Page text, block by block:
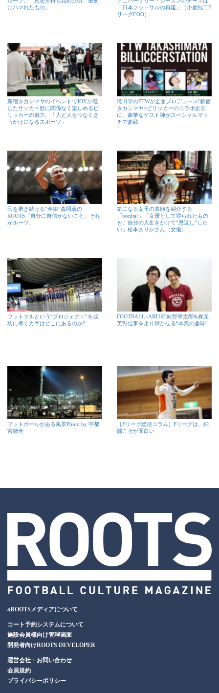
にハマれたもの」
「日本フットサルの再建」（小倉純二F
リーグCOO）
新宿タカシマヤのイベントでJOYが感
じたサッカー歴に関係なく楽しめるビ
リッカーの魅力。「人と人をつなぐき
っかけになるスポーツ」
滝田学のFTWが全面プロデュース!新宿
タカシマヤ×ビリッカーのコラボ企画
に、豪華なゲスト陣がスペシャルマッ
チで参戦
己を磨き続ける“金狼”森岡薫の
ROOTS「自分に自信がないこと、それ
がルーツ」
気になる女子の素顔を紹介する
「bonita!」「女優として得られたもの
を、自分の人生をかけて“恩返し”した
い」松本まりかさん（女優）
フットサルという“プロジェクト”を成
功に導くカギはどこにあるのか?
FOOTBALL×ARTIST向野章太郎&株元
英彰仕事をより輝かせる“本気の趣味”
フットボールがある風景Photo by 宇都
宮徹壱
［Fリーグ総括コラム］Fリーグは、細
部こそが面白い
aROOTSメディアについて
コート予約システムについて
施設会員様向け管理画面
開発者向けROOTS DEVELOPER
運営会社・お問い合わせ
会員規約
プライバシーポリシー